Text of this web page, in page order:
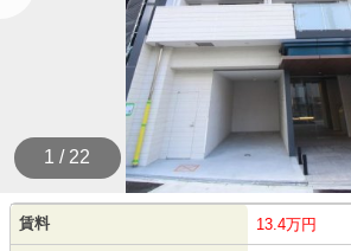
1 / 22
賃料 13.4万円